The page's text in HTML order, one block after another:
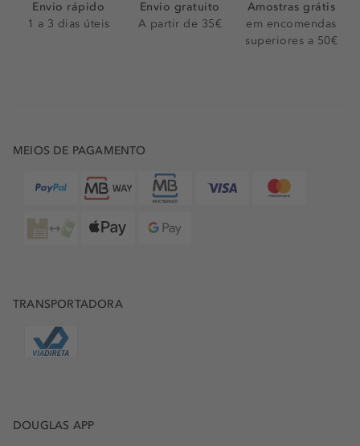
Envio rápido
1 a 3 dias úteis
Envio gratuito
A partir de 35€
Amostras grátis
em encomendas
superiores a 50€
MEIOS DE PAGAMENTO
TRANSPORTADORA
DOUGLAS APP